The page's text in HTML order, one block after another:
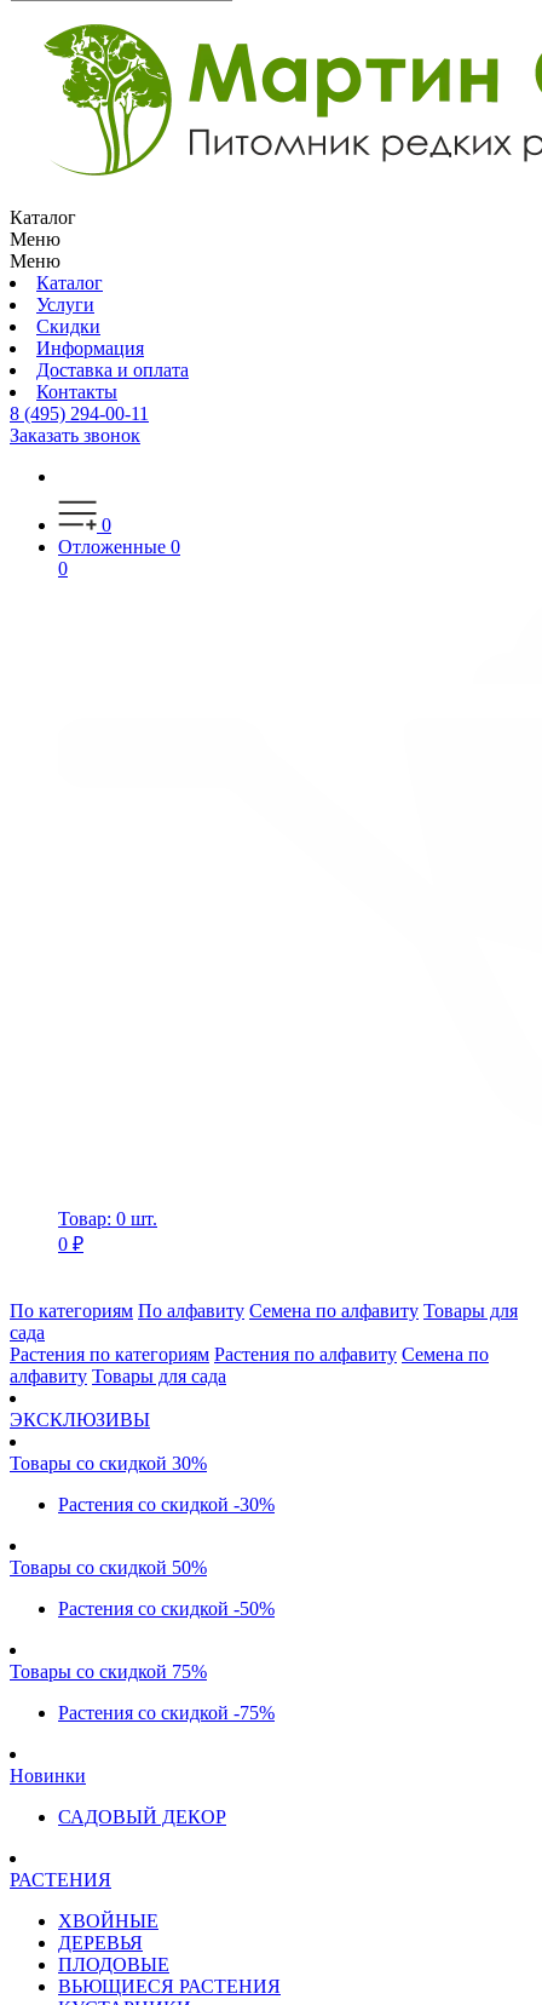
Каталог
Меню
Меню
Каталог
Услуги
Скидки
Информация
Доставка и оплата
Контакты
8 (495) 294-00-11
Заказать звонок
0
Отложенные 0
0
Товар: 0 шт.
0 ₽
По категориям По алфавиту Семена по алфавиту Товары для
сада
Растения по категориям Растения по алфавиту Семена по
алфавиту Товары для сада
ЭКСКЛЮЗИВЫ
Товары со скидкой 30%
Растения со скидкой -30%
Товары со скидкой 50%
Растения со скидкой -50%
Товары со скидкой 75%
Растения со скидкой -75%
Новинки
САДОВЫЙ ДЕКОР
РАСТЕНИЯ
ХВОЙНЫЕ
ДЕРЕВЬЯ
ПЛОДОВЫЕ
ВЬЮЩИЕСЯ РАСТЕНИЯ